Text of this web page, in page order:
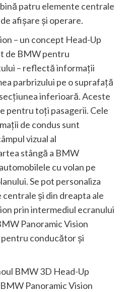
patru elemente centrale
afişare şi operare.
– un concept Head-Up
de BMW pentru
– reflectă informaţii
parbrizului pe o suprafaţă
inferioară. Aceste
pentru toţi pasagerii. Cele
de condus sunt
vizual al
stângă a BMW
cu volan pe
Se pot personaliza
şi din dreapta ale
prin intermediul ecranului
Panoramic Vision
conducător şi
BMW 3D Head-Up
Panoramic Vision